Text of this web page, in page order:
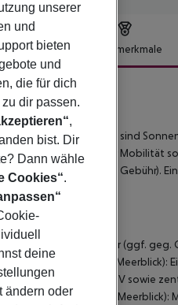
Hotelmerkmale
Am Strand sind
ca. 35 km). Für Mobilität
ein Shuttle (gegen Gebühr).
gesteuert), Minibar (ggf.
Standard Zimmer
Gebühr) und Sat-TV sowie
Standard Zimmer
unserer
und
bieten
und
die für dich
dir passen.
,
bist. Dir
Dann wähle
Cookies“.
deine
ändern oder